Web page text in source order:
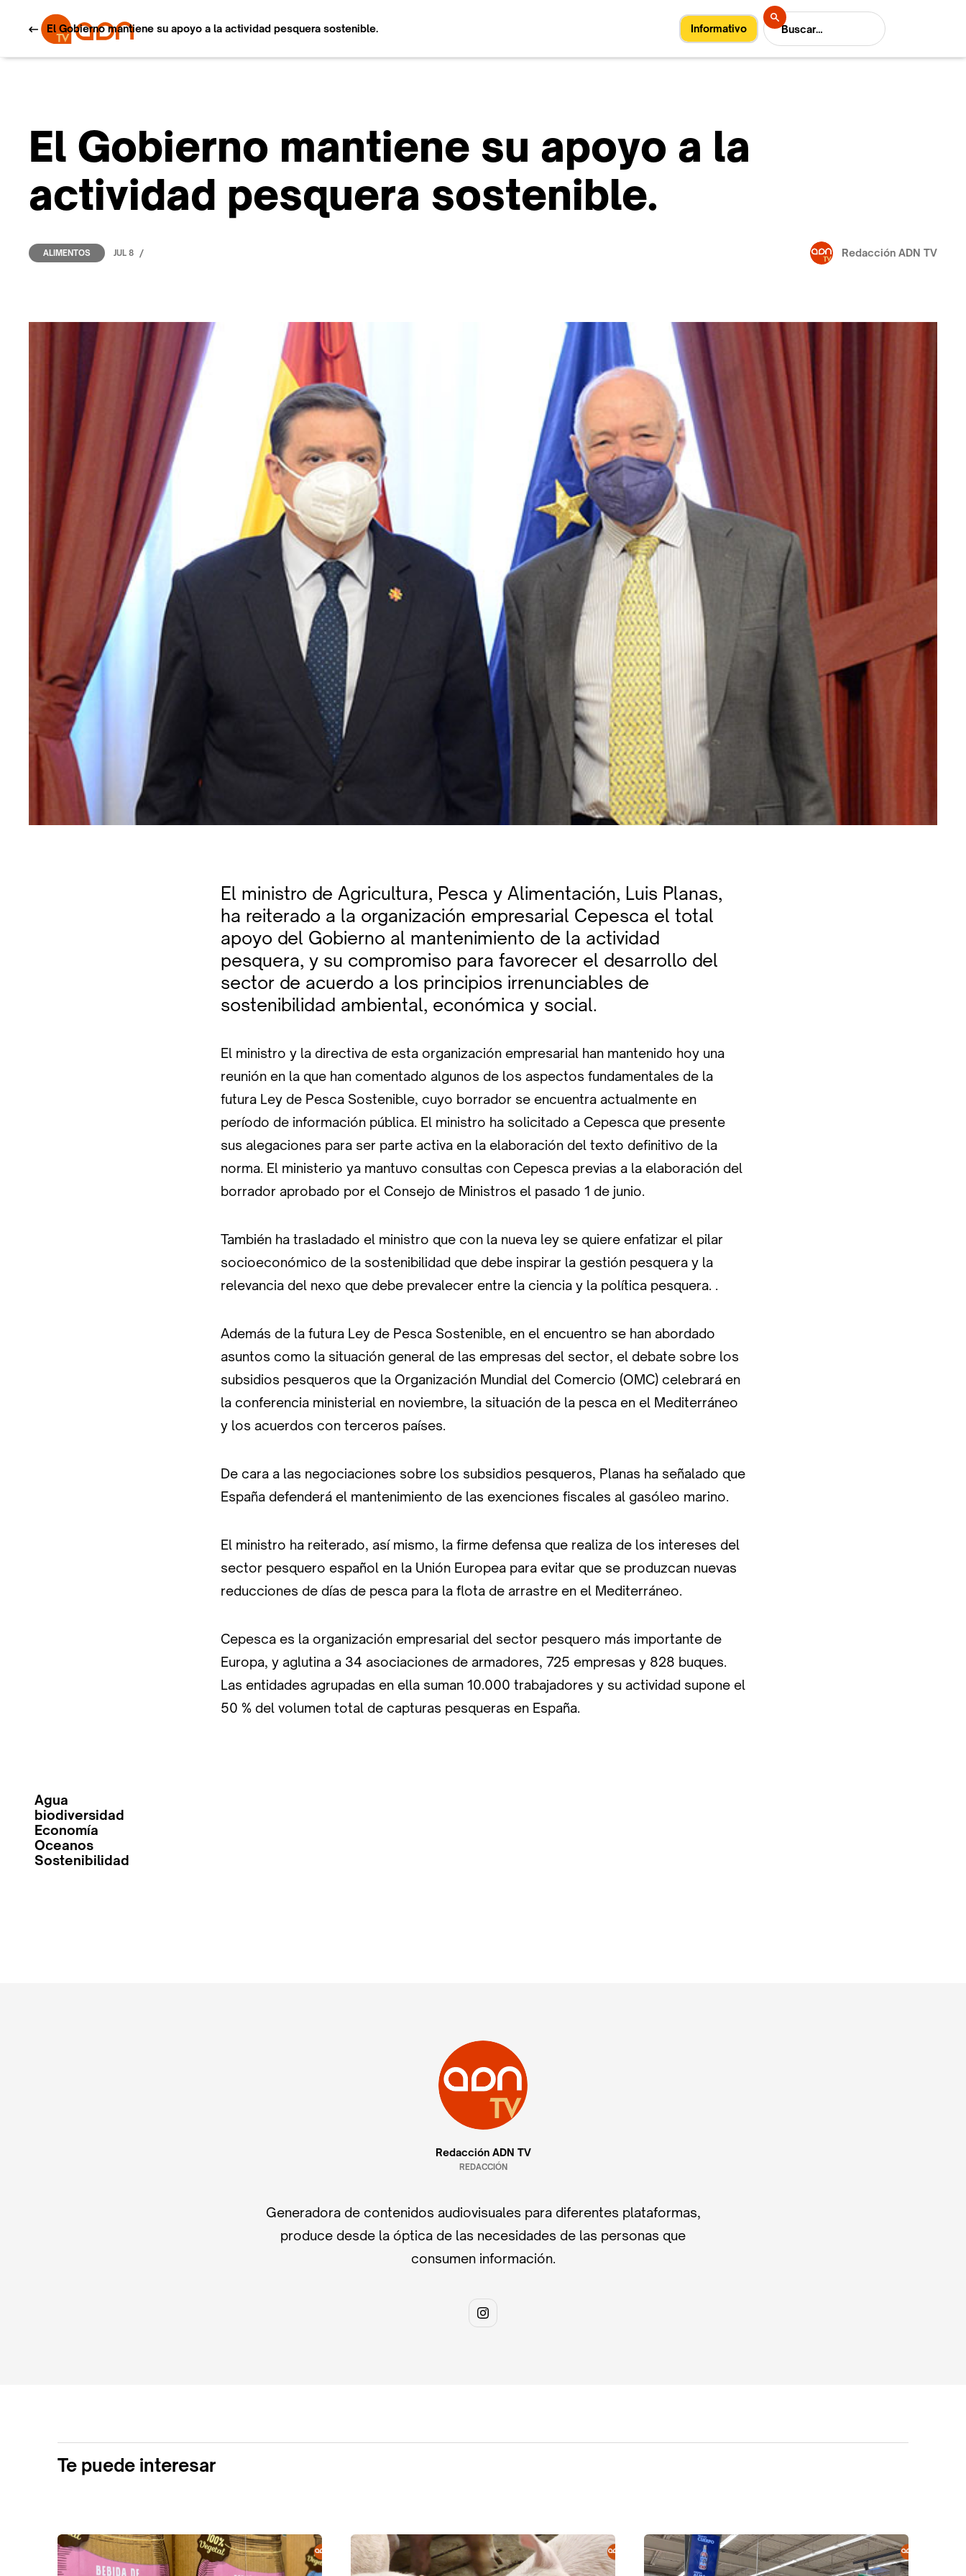
Informativo
El Gobierno mantiene su apoyo a la actividad pesquera sostenible.
El Gobierno mantiene su apoyo a la
actividad pesquera sostenible.
ALIMENTOS JUL 8 / Redacción ADN TV
El ministro de Agricultura, Pesca y Alimentación, Luis Planas,
ha reiterado a la organización empresarial Cepesca el total
apoyo del Gobierno al mantenimiento de la actividad
pesquera, y su compromiso para favorecer el desarrollo del
sector de acuerdo a los principios irrenunciables de
sostenibilidad ambiental, económica y social.
El ministro y la directiva de esta organización empresarial han mantenido hoy una
reunión en la que han comentado algunos de los aspectos fundamentales de la
futura Ley de Pesca Sostenible, cuyo borrador se encuentra actualmente en
período de información pública. El ministro ha solicitado a Cepesca que presente
sus alegaciones para ser parte activa en la elaboración del texto definitivo de la
norma. El ministerio ya mantuvo consultas con Cepesca previas a la elaboración del
borrador aprobado por el Consejo de Ministros el pasado 1 de junio.
También ha trasladado el ministro que con la nueva ley se quiere enfatizar el pilar
socioeconómico de la sostenibilidad que debe inspirar la gestión pesquera y la
relevancia del nexo que debe prevalecer entre la ciencia y la política pesquera. .
Además de la futura Ley de Pesca Sostenible, en el encuentro se han abordado
asuntos como la situación general de las empresas del sector, el debate sobre los
subsidios pesqueros que la Organización Mundial del Comercio (OMC) celebrará en
la conferencia ministerial en noviembre, la situación de la pesca en el Mediterráneo
y los acuerdos con terceros países.
De cara a las negociaciones sobre los subsidios pesqueros, Planas ha señalado que
España defenderá el mantenimiento de las exenciones fiscales al gasóleo marino.
El ministro ha reiterado, así mismo, la firme defensa que realiza de los intereses del
sector pesquero español en la Unión Europea para evitar que se produzcan nuevas
reducciones de días de pesca para la flota de arrastre en el Mediterráneo.
Cepesca es la organización empresarial del sector pesquero más importante de
Europa, y aglutina a 34 asociaciones de armadores, 725 empresas y 828 buques.
Las entidades agrupadas en ella suman 10.000 trabajadores y su actividad supone el
50 % del volumen total de capturas pesqueras en España.
Agua
biodiversidad
Economía
Oceanos
Sostenibilidad
Redacción ADN TV
REDACCIÓN
Generadora de contenidos audiovisuales para diferentes plataformas,
produce desde la óptica de las necesidades de las personas que
consumen información.
Te puede interesar